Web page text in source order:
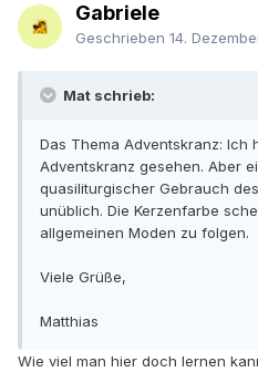
Gabriele
Geschrieben 14.
Mat schrieb:
Das Thema Adventskranz: Ich
Adventskranz gesehen. Aber
quasiliturgischer Gebrauch
unüblich. Die Kerzenfarbe
allgemeinen Moden zu folgen.
Viele Grüße,
Matthias
Wie viel man hier doch lernen